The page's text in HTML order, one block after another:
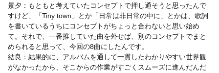
景夕：もともと考えていたコンセプトで押し通そうと思ったんで
すけど、「Tiny town」とか「日常は非日常の中に」とかは、歌詞
を書いているうちにコンセプトがちょっと合わないと思い始め
て。それで、一番推していた曲を外せば、別のコンセプトでまと
められると思って、今回の8曲にしたんです。
結良：結果的に、アルバムを通して一貫したわかりやすい世界観
がなかったから、そこからの作業がすごくスムーズに進んだんだ